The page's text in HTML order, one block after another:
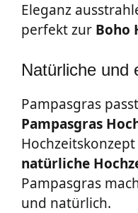
Eleganz
perfekt zur Boho
Natürliche und
Pampasgras
Pampasgras
natürliche
Pampasgras
und natürlich.